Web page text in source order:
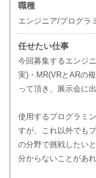
職種
エンジニア/プログラ
任せたい仕事
今回募集するエンジ
実)・MR(VRとARの
って頂き、展示会に
使用するプログラミ
すが、これ以外でも
の分野で挑戦したい
分からないことがあ